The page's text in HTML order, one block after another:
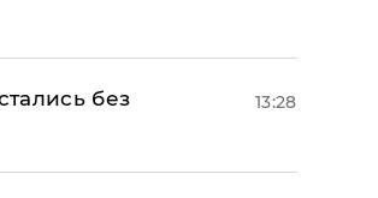
без
13:28